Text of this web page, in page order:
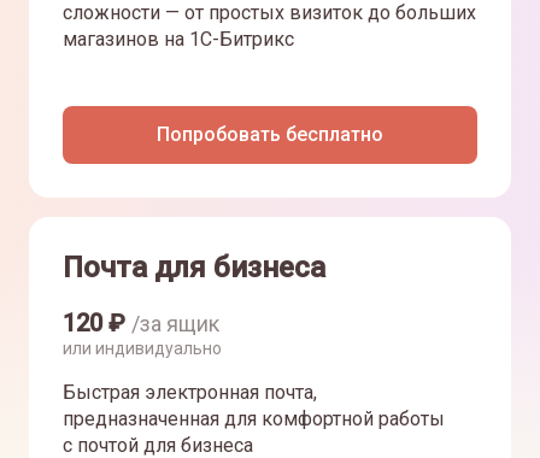
сложности — от простых визиток до больших
магазинов на 1С-Битрикс
Попробовать бесплатно
Почта для бизнеса
120₽ /за ящик
или индивидуально
Быстрая электронная почта,
предназначенная для комфортной работы
с почтой для бизнеса